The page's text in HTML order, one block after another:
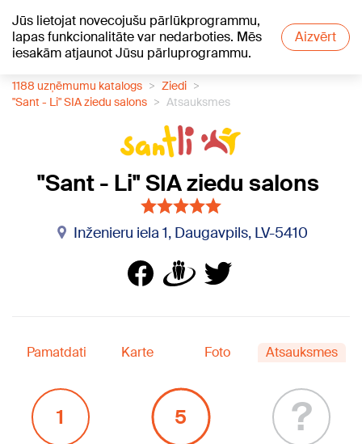
Jūs lietojat novecojušu pārlūkprogrammu,
lapas funkcionalitāte var nedarboties. Mēs
iesakām atjaunot Jūsu pārluprogrammu.
Aizvērt
+19°C
1188 uzņēmumu katalogs
Ziedi
"Sant - Li" SIA ziedu salons
Atsauksmes
"Sant - Li" SIA ziedu salons
Inženieru iela 1, Daugavpils, LV-5410
Pamatdati Karte Foto Atsauksmes
1 5 ?